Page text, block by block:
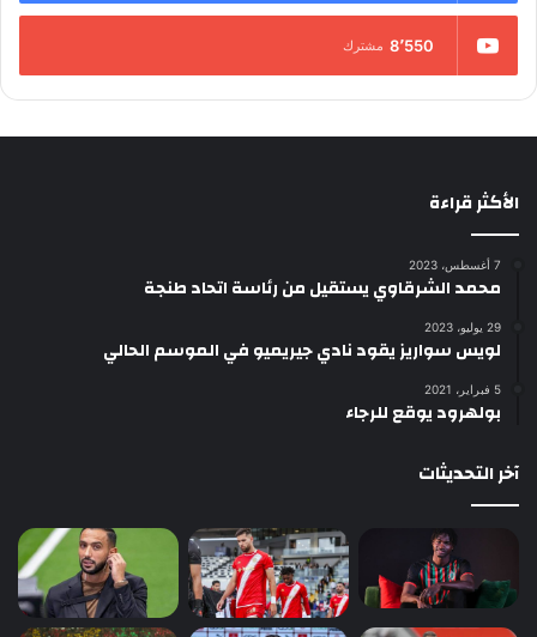
8٬550 مشترك
الأكثر قراءة
7 أغسطس، 2023
محمد الشرقاوي يستقيل من رئاسة اتحاد طنجة
29 يوليو، 2023
لويس سواريز يقود نادي جيريميو في الموسم الحالي
5 فبراير، 2021
بولهرود يوقع للرجاء
آخر التحديثات